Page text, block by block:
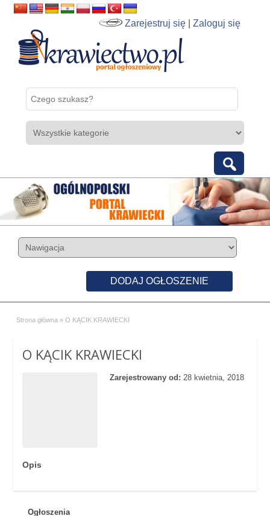
Zarejestruj się |Zaloguj się
DODAJ OGŁOSZENIE
Strona główna » O KĄCIK KRAWIECKI
O KĄCIK KRAWIECKI
Zarejestrowany od: 28 kwietnia, 2018
Opis
Ogłoszenia